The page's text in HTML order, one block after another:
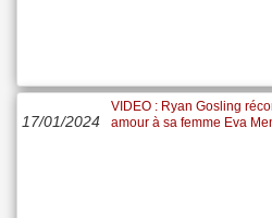
17/01/2024
VIDEO : Ryan Gosling
amour à sa femme Eva